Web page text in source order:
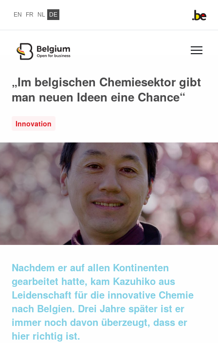
EN FR NL DE
Direkt
Inhalt„Im belgischen Chemiesektor gibt
man neuen Ideen eine Chance“
Innovation
Nachdem er auf allen Kontinenten
gearbeitet hatte, kam Kazuhiko aus
Leidenschaft für die innovative Chemie
nach Belgien. Drei Jahre später ist er
immer noch davon überzeugt, dass er
hier richtig ist.